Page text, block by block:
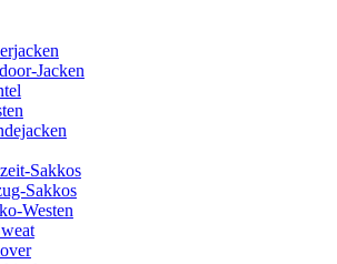
Jacken
Sakkos
Sakkos
Westen